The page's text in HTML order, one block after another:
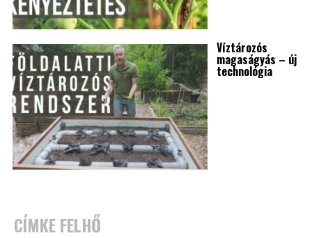
Víztározós
magaságyás – új
technológia
CÍMKE FELHŐ